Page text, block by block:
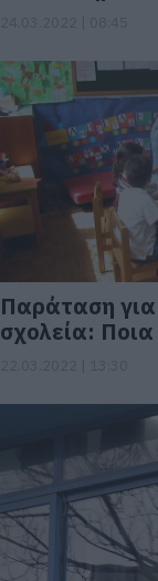
Παράταση για
σχολεία: Ποια